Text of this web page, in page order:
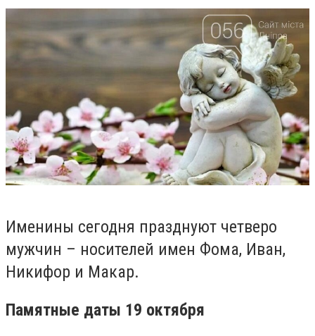
Именины сегодня празднуют четверо
мужчин – носителей имен Фома, Иван,
Никифор и Макар.
Памятные даты 19 октября